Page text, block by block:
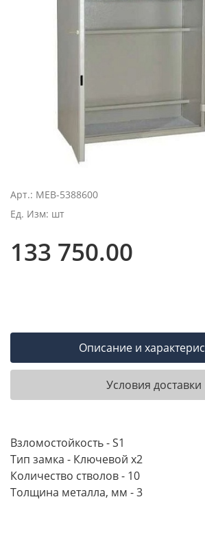
Арт.: MEB-5388600
Ед. Изм: шт
133 750.00
Описание и
Условия доставки
Взломостойкость - S1
Тип замка - Ключевой х2
Количество стволов - 10
Толщина металла, мм - 3